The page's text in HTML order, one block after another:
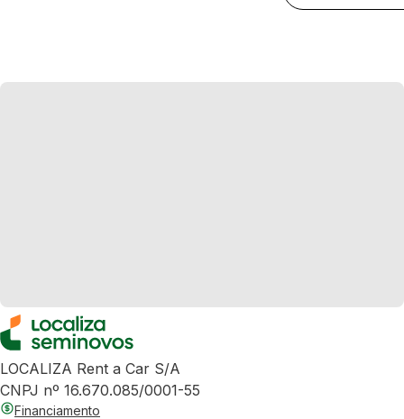
LOCALIZA Rent a Car S/A
CNPJ nº 16.670.085/0001-55
Financiamento